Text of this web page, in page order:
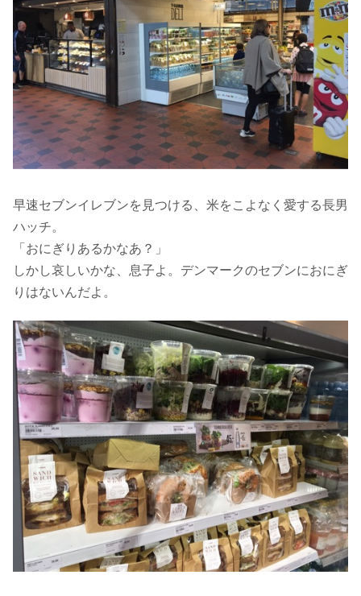
早速セブンイレブンを見つける、米をこよなく愛する長男
ハッチ。
「おにぎりあるかなあ？」
しかし哀しいかな、息子よ。デンマークのセブンにおにぎ
りはないんだよ。